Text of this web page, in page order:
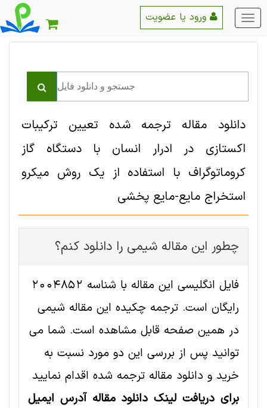
منو
اصلی
دانلود مقاله ترجمه شده تعیین ترکیبات
اکستازی در ادرار انسان با دستگاه گاز
کروماتوگراف با استفاده از یک روش میکرو
استخراج مایع-مایع پخشی
چطور این مقاله شيمی را دانلود کنم؟
فایل انگلیسی این مقاله با شناسه 2004852
رایگان است. ترجمه چکیده این مقاله شيمی
در همین صفحه قابل مشاهده است. شما می
توانید پس از بررسی این دو مورد نسبت به
خرید و دانلود مقاله ترجمه شده اقدام نمایید
برای دریافت لینک دانلود مقاله آدرس ایمیل